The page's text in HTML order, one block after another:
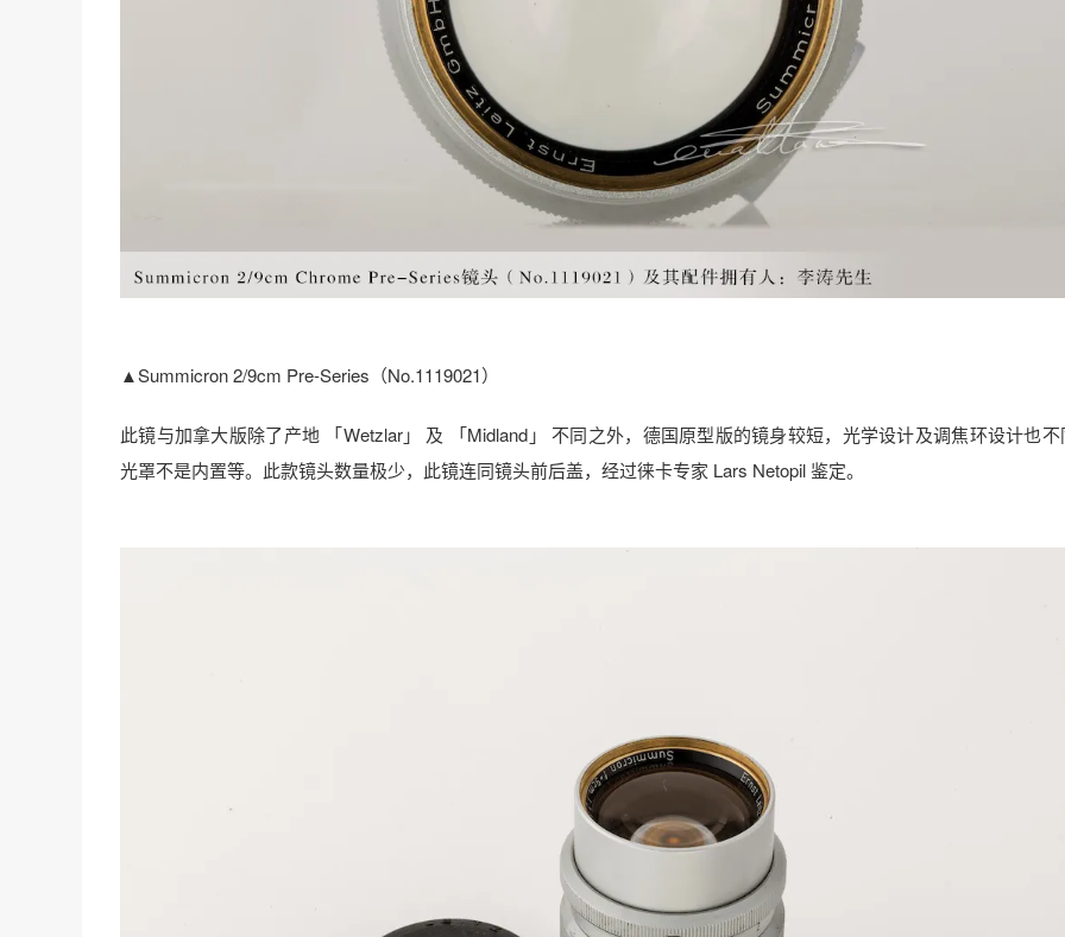
▲Summicron 2/9cm Pre-Series（No.1119021）
此镜与加拿大版除了产地 「Wetzlar」 及 「Midland」 不同之外，德国原型版的镜身较短，光学设计及调焦环设计也
光罩不是内置等。此款镜头数量极少，此镜连同镜头前后盖，经过徕卡专家 Lars Netopil 鉴定。